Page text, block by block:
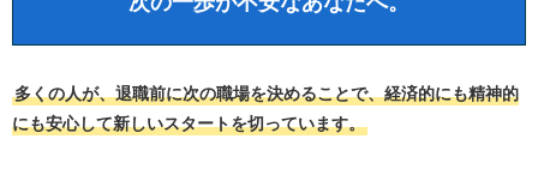
多くの人が、退職前に次の職場を決めることで、経済的にも精神的
にも安心して新しいスタートを切っています。